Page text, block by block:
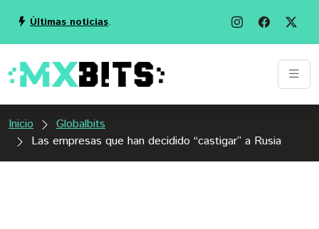
Últimas noticias.
Inicio
Globalbits
Las empresas que han decidido “castigar” a Rusia